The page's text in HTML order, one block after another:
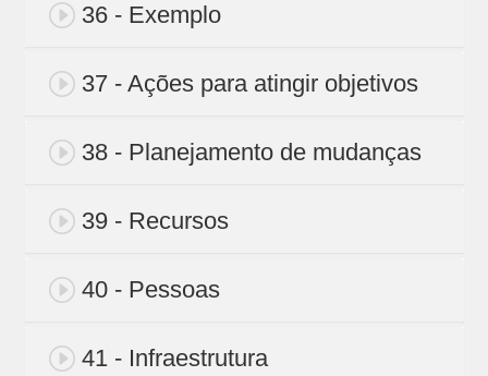
36 - Exemplo
37 - Ações para atingir objetivos
38 - Planejamento de mudanças
39 - Recursos
40 - Pessoas
41 - Infraestrutura